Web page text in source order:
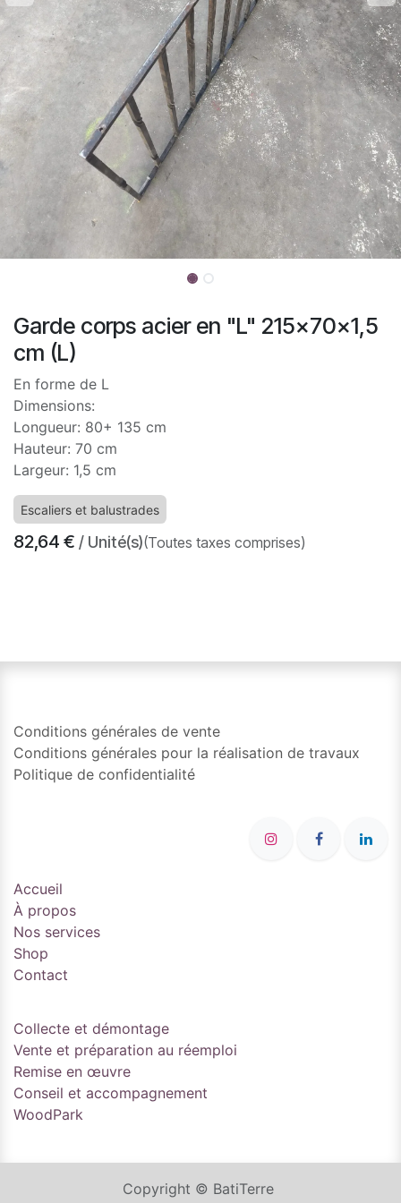
Garde corps acier en "L" 215x70x1,5
cm (L)
En forme de L
Dimensions:
Longueur: 80+ 135 cm
Hauteur: 70 cm
Largeur: 1,5 cm
Escaliers et balustrades
82,64 € / Unité(s)(Toutes taxes comprises)
Conditions générales de vente
Conditions générales pour la réalisation de travaux
Politique de confidentialité
Accueil
À propos
Nos services
Shop
Contact
Collecte et démontage
Vente et préparation au réemploi
Remise en œuvre
Conseil et accompagnement
WoodPark
Copyright © BatiTerre